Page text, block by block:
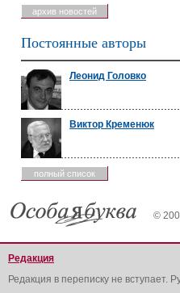
архив новостей
Постоянные авторы
Леонид Головко
Виктор Кременюк
полный список
©
Редакция
Редакция в переписку не вступает.